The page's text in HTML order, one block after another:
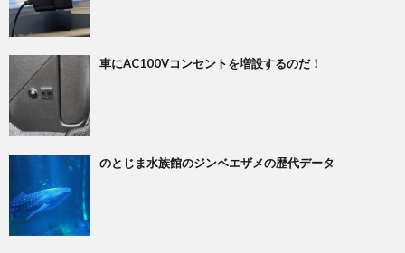
車にAC100Vコンセントを増設するのだ！
のとじま水族館のジンベエザメの歴代データ